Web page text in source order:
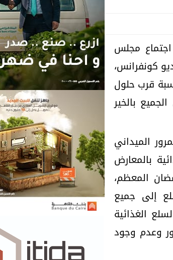
مجلس
كونفرانس،
قرب حلول
بالخير
الميداني
بالمعارض
المعظم،
إلى جميع
الغذائية
وعدم وجود